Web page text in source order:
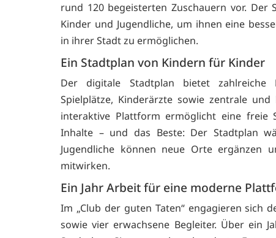
rund 120 begeisterten Zuschauern vor. Der
Kinder und Jugendliche, um ihnen eine
in ihrer Stadt zu ermöglichen.
Ein Stadtplan von Kindern für Kinder
Der digitale Stadtplan bietet zahlreiche
Spielplätze, Kinderärzte sowie zentrale
interaktive Plattform ermöglicht eine freie
Inhalte – und das Beste: Der Stadtplan
Jugendliche können neue Orte ergänzen
mitwirken.
Ein Jahr Arbeit für eine moderne
Im „Club der guten Taten“ engagieren sich
sowie vier erwachsene Begleiter. Über ein